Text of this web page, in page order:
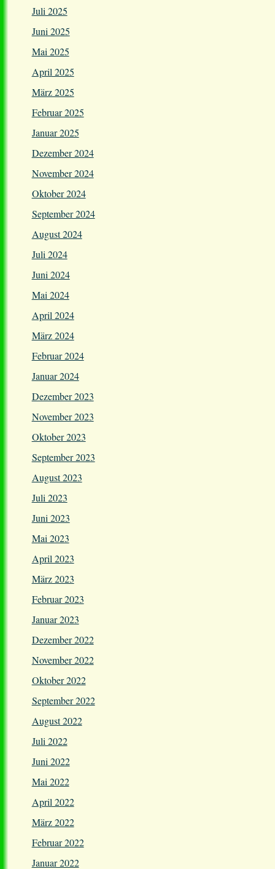
Juli 2025
Juni 2025
Mai 2025
April 2025
März 2025
Februar 2025
Januar 2025
Dezember 2024
November 2024
Oktober 2024
September 2024
August 2024
Juli 2024
Juni 2024
Mai 2024
April 2024
März 2024
Februar 2024
Januar 2024
Dezember 2023
November 2023
Oktober 2023
September 2023
August 2023
Juli 2023
Juni 2023
Mai 2023
April 2023
März 2023
Februar 2023
Januar 2023
Dezember 2022
November 2022
Oktober 2022
September 2022
August 2022
Juli 2022
Juni 2022
Mai 2022
April 2022
März 2022
Februar 2022
Januar 2022